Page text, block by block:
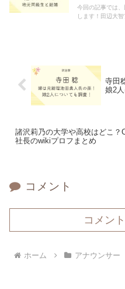
今回の記事では
します！田辺大
寺田
娘2
諸沢莉乃の大学や高校はどこ？
社長のwikiプロフまとめ
コメント
コメン
ホーム アナウンサー